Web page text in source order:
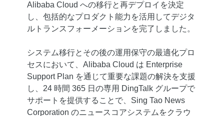
Alibaba Cloud への移行と再デプロイを決定
し、包括的なプロダクト能力を活用してデジタ
ルトランスフォーメーションを完了しました。
システム移行とその後の運用保守の最適化プロ
セスにおいて、Alibaba Cloud は Enterprise
Support Plan を通じて重要な課題の解決を支援
し、24 時間 365 日の専用 DingTalk グループで
サポートを提供することで、Sing Tao News
Corporation のニュースコアシステムをクラウ